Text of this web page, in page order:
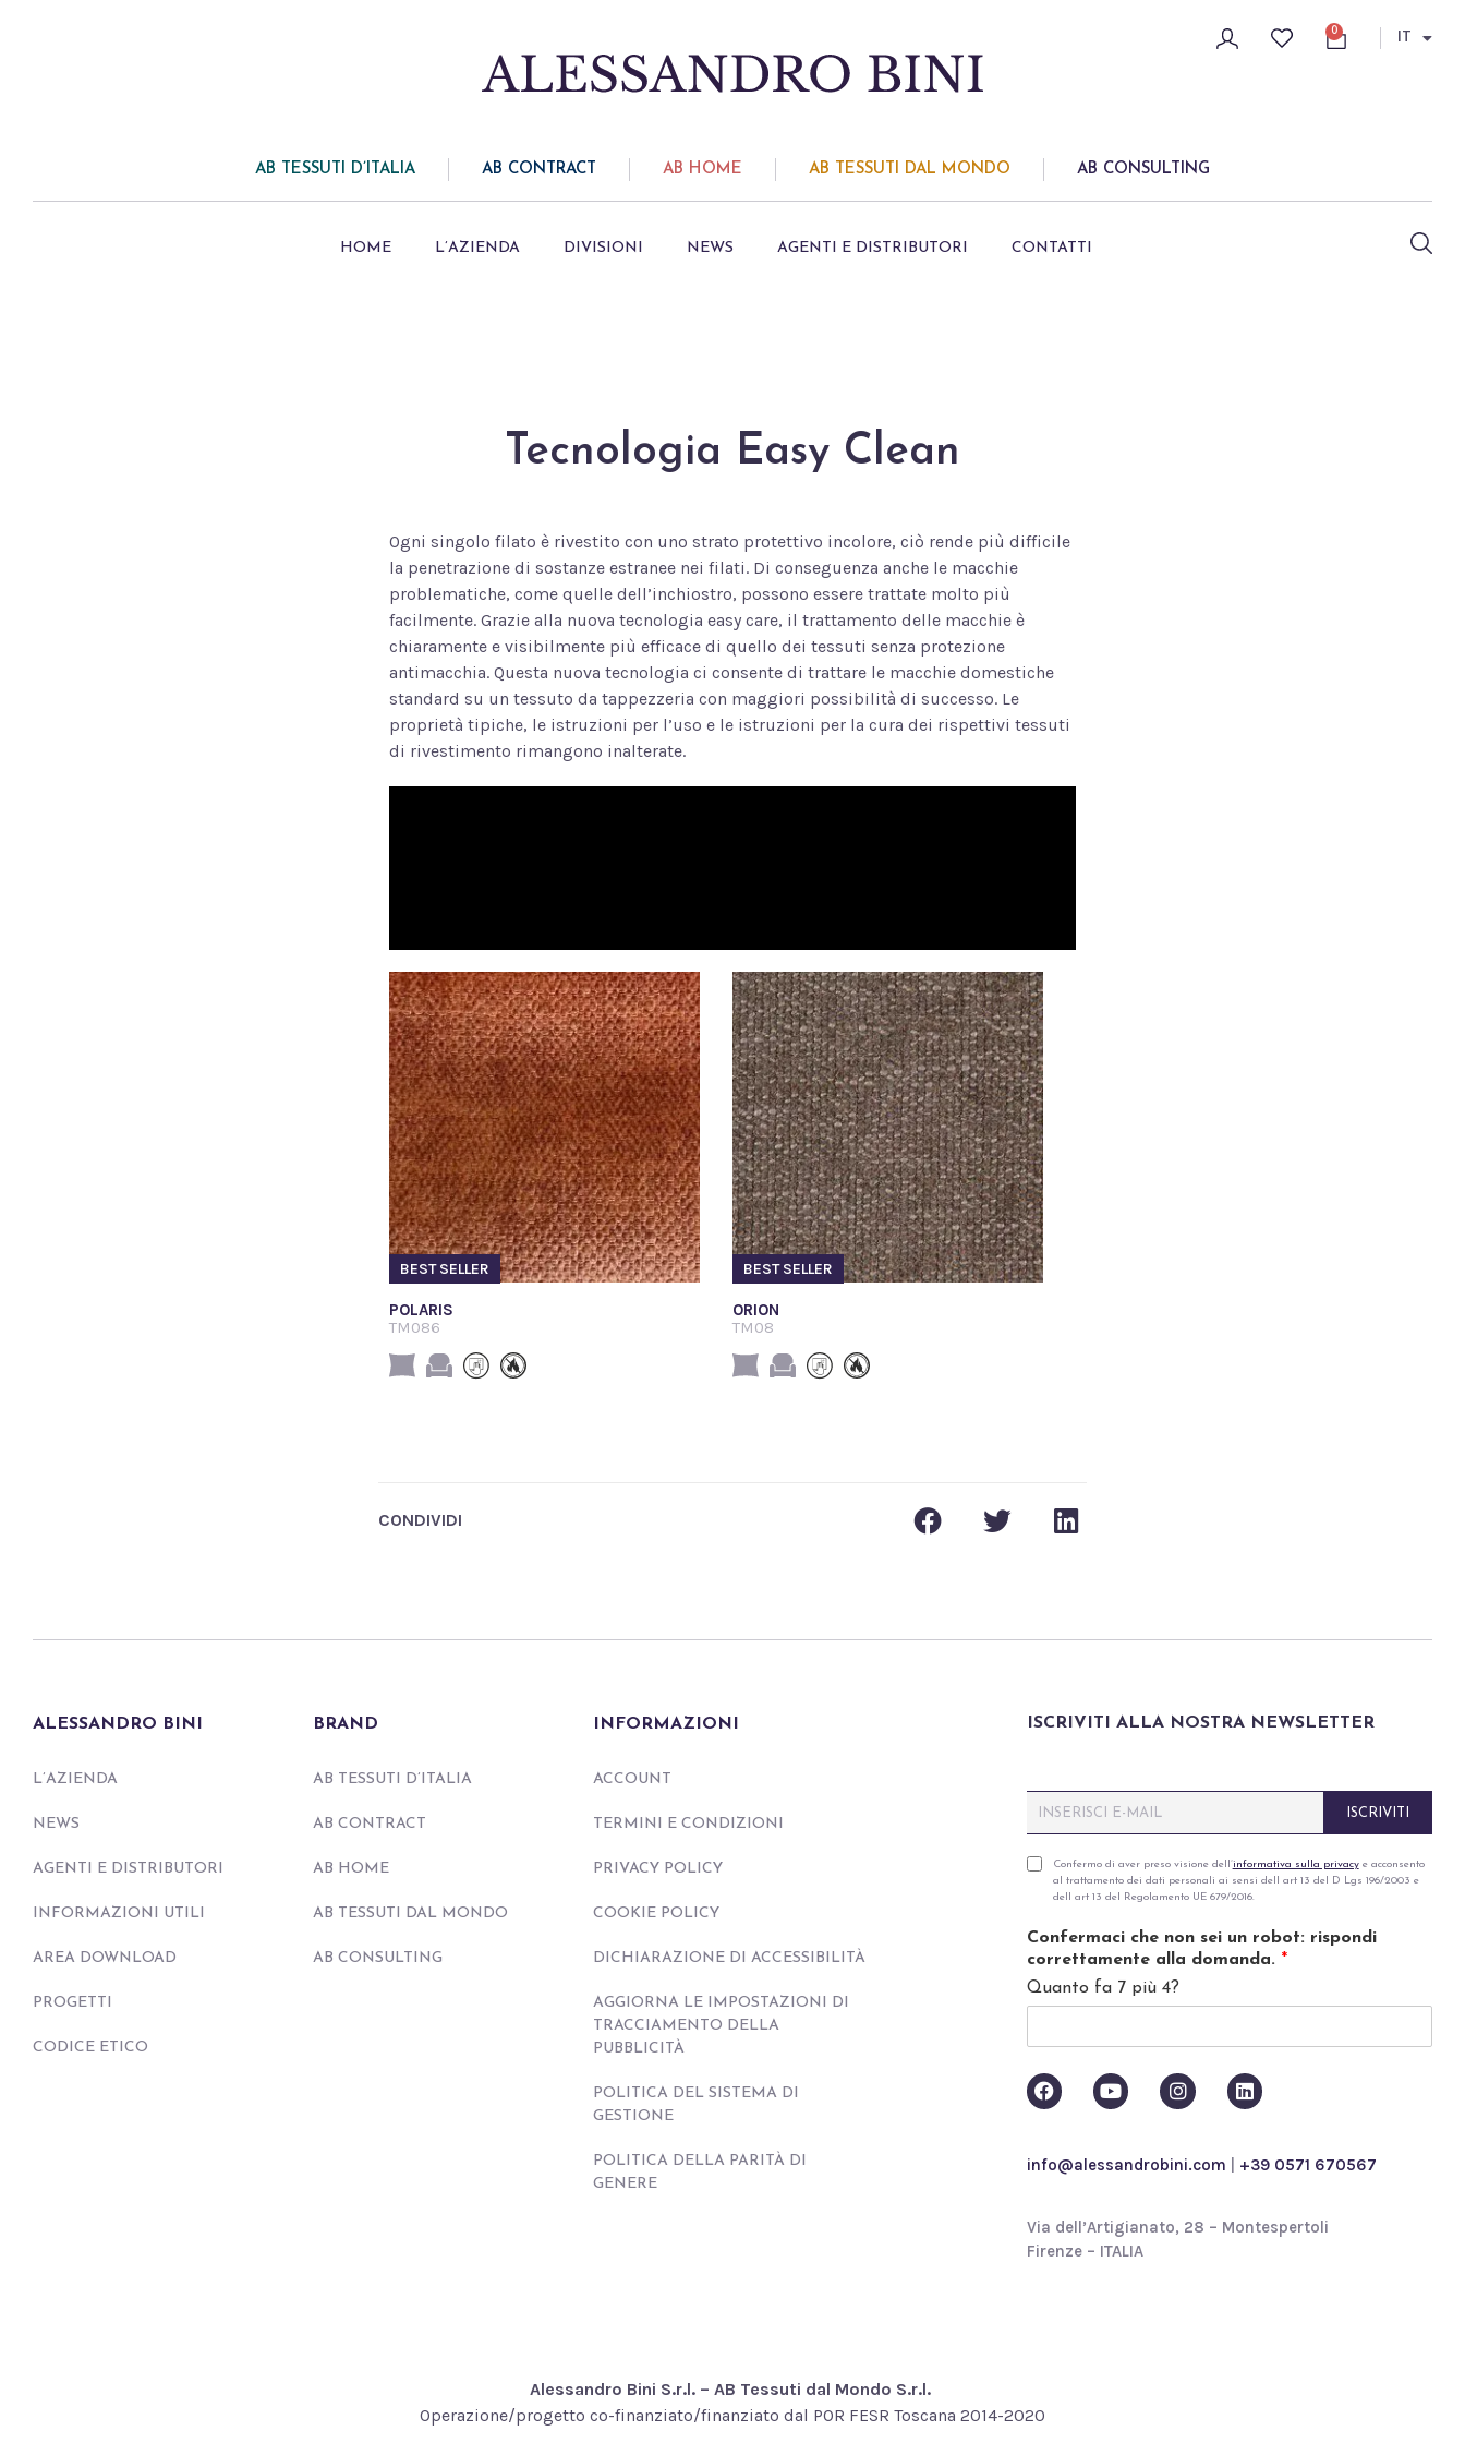
0 IT
AB TESSUTI D’ITALIA AB CONTRACT AB HOME AB TESSUTI DAL MONDO AB CONSULTING
HOME L’AZIENDA DIVISIONI NEWS AGENTI E DISTRIBUTORI CONTATTI
Tecnologia Easy Clean
Ogni singolo filato è rivestito con uno strato protettivo incolore, ciò rende più difficile
la penetrazione di sostanze estranee nei filati. Di conseguenza anche le macchie
problematiche, come quelle dell’inchiostro, possono essere trattate molto più
facilmente. Grazie alla nuova tecnologia easy care, il trattamento delle macchie è
chiaramente e visibilmente più efficace di quello dei tessuti senza protezione
antimacchia. Questa nuova tecnologia ci consente di trattare le macchie domestiche
standard su un tessuto da tappezzeria con maggiori possibilità di successo. Le
proprietà tipiche, le istruzioni per l’uso e le istruzioni per la cura dei rispettivi tessuti
di rivestimento rimangono inalterate.
BEST SELLER
POLARIS
TM086
BEST SELLER
ORION
TM08
CONDIVIDI
ALESSANDRO BINI
L’AZIENDA
NEWS
AGENTI E DISTRIBUTORI
INFORMAZIONI UTILI
AREA DOWNLOAD
PROGETTI
CODICE ETICO
BRAND
AB TESSUTI D’ITALIA
AB CONTRACT
AB HOME
AB TESSUTI DAL MONDO
AB CONSULTING
INFORMAZIONI
ACCOUNT
TERMINI E CONDIZIONI
PRIVACY POLICY
COOKIE POLICY
DICHIARAZIONE DI ACCESSIBILITÀ
AGGIORNA LE IMPOSTAZIONI DI
TRACCIAMENTO DELLA
PUBBLICITÀ
POLITICA DEL SISTEMA DI
GESTIONE
POLITICA DELLA PARITÀ DI
GENERE
ISCRIVITI ALLA NOSTRA NEWSLETTER
m
iP
v
a
c
y
i
c
Confermo di aver preso visione dell’informativa sulla privacye acconsento
al trattamento dei dati personali ai sensi dell art 13 del D Lgs 196/2003 e
dell art 13 del Regolamento UE 679/2016.
Confermaci che non sei un robot: rispondi
correttamente alla domanda. *
Quanto fa 7 più 4?
ISCRIVITI
info@alessandrobini.com +39 0571 670567
Via dell’Artigianato, 28 – Montespertoli
Firenze – ITALIA
Alessandro Bini S.r.l. – AB Tessuti dal Mondo S.r.l.
Operazione/progetto co-finanziato/finanziato dal POR FESR Toscana 2014-2020